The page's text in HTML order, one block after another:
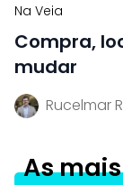
Na Veia
Compra,
mudar
Rucelmar
As